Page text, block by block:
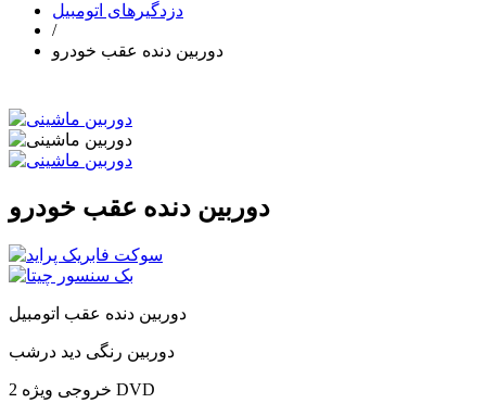
دزدگیرهای اتومبیل
/
دوربین دنده عقب خودرو
دوربین دنده عقب خودرو
دوربین دنده عقب اتومبیل
دوربین رنگی دید درشب
2 خروجی ویژه DVD